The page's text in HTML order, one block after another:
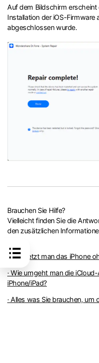
Auf dem Bildschirm
Installation der iOS-Firmware
abgeschlossen wurde.
Brauchen Sie Hilfe?
Vielleicht finden Sie die
den zusätzlichen
· Wie setzt man das iPhone
· Wie umgeht man die
iPhone/iPad?
· Alles was Sie brauchen, um